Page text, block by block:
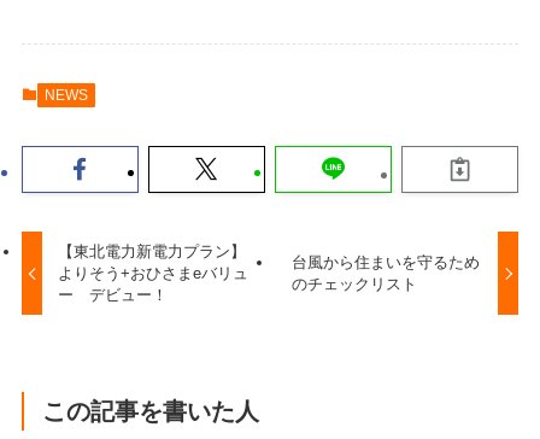
NEWS
【東北電力新電力プラン】
よりそう+おひさまeバリュ
ー デビュー！
台風から住まいを守るため
のチェックリスト
この記事を書いた人